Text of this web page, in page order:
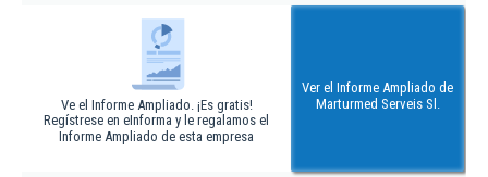
Ve el Informe Ampliado. ¡Es gratis!
Regístrese en eInforma y le regalamos el
Informe Ampliado de esta empresa
Ver el Informe Ampliado de
Marturmed Serveis Sl.